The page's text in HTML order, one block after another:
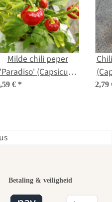
Milde chili peper
'Paradiso' (Capsicum
frutescens) bio zaad
€ * 2,79
paden
Betaling & veiligheid